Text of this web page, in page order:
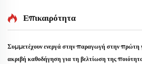
Επικαιρότητα
Συμμετέχουν ενεργά στην παραγωγή στην πρώτη
ακριβή καθοδήγηση για τη βελτίωση της